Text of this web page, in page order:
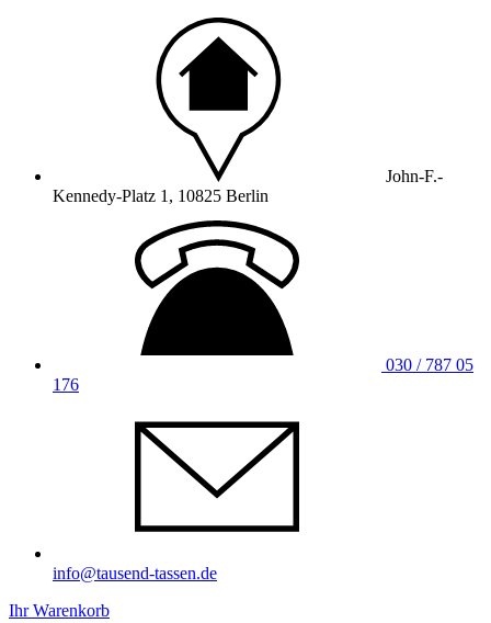
John-F.-
Kennedy-Platz 1, 10825 Berlin
030 / 787 05
176
info@tausend-tassen.de
Ihr Warenkorb